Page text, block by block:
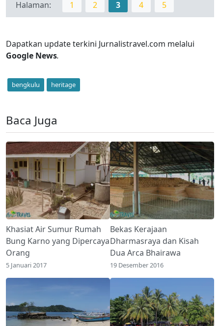
Halaman: 1 2 3 4 5
Dapatkan update terkini Jurnalistravel.com melalui
Google News.
bengkulu heritage
Baca Juga
Khasiat Air Sumur Rumah
Bung Karno yang Dipercaya
Orang
5 Januari 2017
Bekas Kerajaan
Dharmasraya dan Kisah
Dua Arca Bhairawa
19 Desember 2016